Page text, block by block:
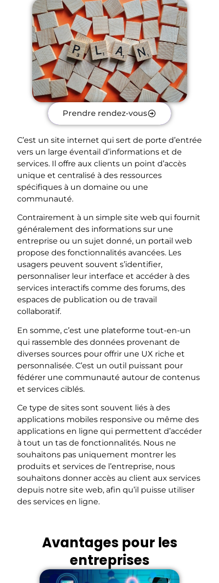
Prendre rendez-vous
C’est un site internet qui sert de porte d’entrée
vers un large éventail d’informations et de
services. Il offre aux clients un point d’accès
unique et centralisé à des ressources
spécifiques à un domaine ou une
communauté.
Contrairement à un simple site web qui fournit
généralement des informations sur une
entreprise ou un sujet donné, un portail web
propose des fonctionnalités avancées. Les
usagers peuvent souvent s’identifier,
personnaliser leur interface et accéder à des
services interactifs comme des forums, des
espaces de publication ou de travail
collaboratif.
En somme, c’est une plateforme tout-en-un
qui rassemble des données provenant de
diverses sources pour offrir une UX riche et
personnalisée. C’est un outil puissant pour
fédérer une communauté autour de contenus
et services ciblés.
Ce type de sites sont souvent liés à des
applications mobiles responsive ou même des
applications en ligne qui permettent d’accéder
à tout un tas de fonctionnalités. Nous ne
souhaitons pas uniquement montrer les
produits et services de l’entreprise, nous
souhaitons donner accès au client aux services
depuis notre site web, afin qu’il puisse utiliser
des services en ligne.
Avantages pour les
entreprises